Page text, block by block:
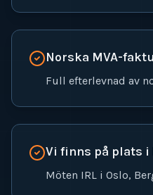
Norska MVA-
Full efterlevnad av
Vi finns på plats i
Möten IRL i Oslo,